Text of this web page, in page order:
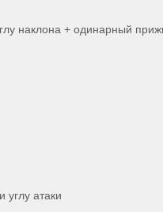
наклона + одинарный
атаки